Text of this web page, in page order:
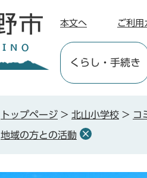
本文へ ご利用
くらし ・手続き
トップページ > 北山小学校 > コ
地域の方との活動